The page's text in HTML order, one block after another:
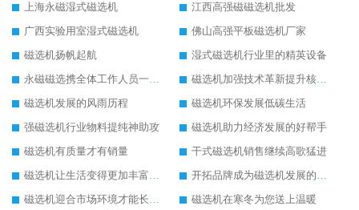
上海永磁湿式磁选机
江西高强磁磁选机批发
广西实验用室湿式磁选机
佛山高强平板磁选机厂家
磁选机扬帆起航
湿式磁选机行业里的精英设备
永磁磁选携全体工作人员一起闯
磁选机加强技术革新提升核心竞争力
磁选机发展的风雨历程
磁选机环保发展低碳生活
强磁选机行业物料提纯神助攻
磁选机助力经济发展的好帮手
磁选机有质量才有销量
干式磁选机销售继续高歌猛进
磁选机让生活变得更加丰富多彩
开拓品牌成为磁选机发展的有效武器
磁选机迎合市场环境才能长远发展
磁选机在寒冬为您送上温暖